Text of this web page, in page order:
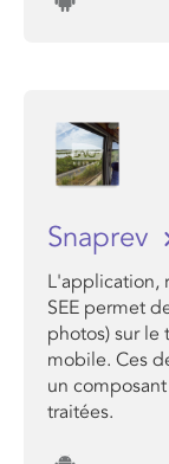
Snaprev
L'application,
SEE permet
photos) sur le
mobile. Ces
un
traitées.